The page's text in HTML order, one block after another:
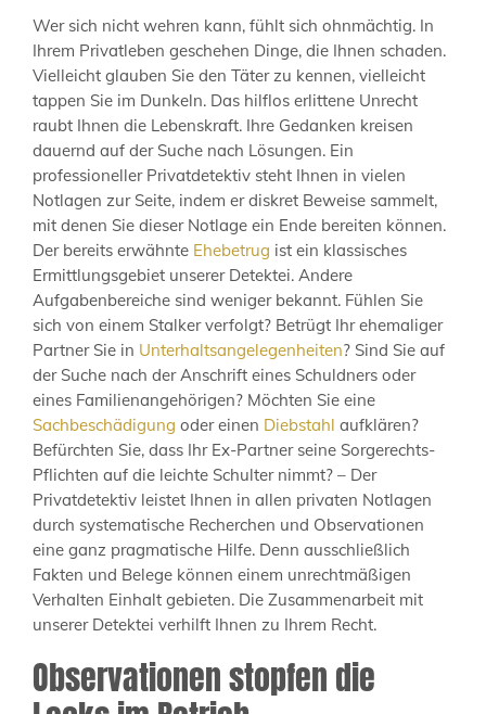
Wer sich nicht wehren kann, fühlt sich ohnmächtig. In
Ihrem Privatleben geschehen Dinge, die Ihnen schaden.
Vielleicht glauben Sie den Täter zu kennen, vielleicht
tappen Sie im Dunkeln. Das hilflos erlittene Unrecht
raubt Ihnen die Lebenskraft. Ihre Gedanken kreisen
dauernd auf der Suche nach Lösungen. Ein
professioneller Privatdetektiv steht Ihnen in vielen
Notlagen zur Seite, indem er diskret Beweise sammelt,
mit denen Sie dieser Notlage ein Ende bereiten können.
Der bereits erwähnte Ehebetrug ist ein klassisches
Ermittlungsgebiet unserer Detektei. Andere
Aufgabenbereiche sind weniger bekannt. Fühlen Sie
sich von einem Stalker verfolgt? Betrügt Ihr ehemaliger
Partner Sie in Unterhaltsangelegenheiten? Sind Sie auf
der Suche nach der Anschrift eines Schuldners oder
eines Familienangehörigen? Möchten Sie eine
Sachbeschädigung oder einen Diebstahl aufklären?
Befürchten Sie, dass Ihr Ex-Partner seine Sorgerechts-
Pflichten auf die leichte Schulter nimmt? – Der
Privatdetektiv leistet Ihnen in allen privaten Notlagen
durch systematische Recherchen und Observationen
eine ganz pragmatische Hilfe. Denn ausschließlich
Fakten und Belege können einem unrechtmäßigen
Verhalten Einhalt gebieten. Die Zusammenarbeit mit
unserer Detektei verhilft Ihnen zu Ihrem Recht.
Observationen stopfen die